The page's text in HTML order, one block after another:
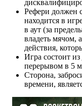
Рефери должен
находится в
в аут (за
владеть мячом,
действия,
Игра состоит
перерывом в 5
Сторона,
времени,